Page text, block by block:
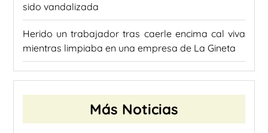
sido vandalizada
Herido un trabajador tras caerle encima cal viva
mientras limpiaba en una empresa de La Gineta
Más Noticias